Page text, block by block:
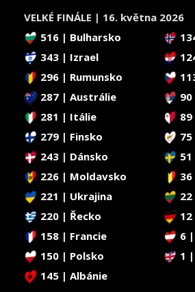
VELKÉ FINÁLE | 16. května 2026
516 | Bulharsko
343 | Izrael
296 | Rumunsko
287 | Austrálie
281 | Itálie
279 | Finsko
243 | Dánsko
226 | Moldavsko
221 | Ukrajina
220 | Řecko
158 | Francie
6
150 | Polsko
1
145 | Albánie